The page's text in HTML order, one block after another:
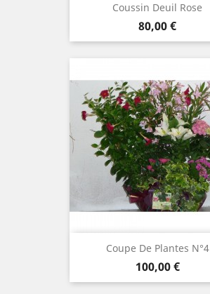
Coussin Deuil Rose
Prix
80,00 €
Coupe De Plantes N°4
Prix
100,00 €